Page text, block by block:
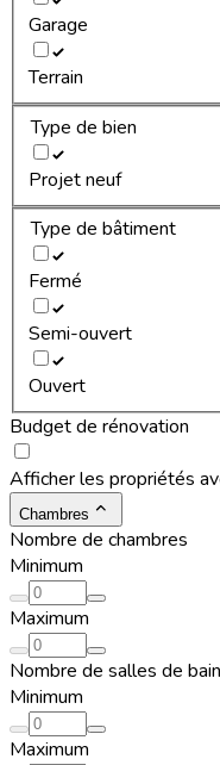
Garage
Terrain
Type de bien
Projet neuf
Type de bâtiment
Fermé
Semi-ouvert
Ouvert
Budget de rénovation
Afficher les propriétés
Chambres
Nombre de chambres
Minimum
Maximum
Nombre de salles de bain
Minimum
Maximum